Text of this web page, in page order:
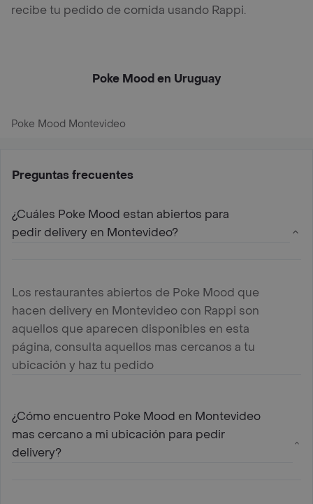
recibe tu pedido de comida usando Rappi.
Poke Mood en Uruguay
Poke Mood Montevideo
Preguntas frecuentes
¿Cuáles Poke Mood estan abiertos para
pedir delivery en Montevideo?
Los restaurantes abiertos de Poke Mood que
hacen delivery en Montevideo con Rappi son
aquellos que aparecen disponibles en esta
página, consulta aquellos mas cercanos a tu
ubicación y haz tu pedido
¿Cómo encuentro Poke Mood en Montevideo
mas cercano a mi ubicación para pedir
delivery?